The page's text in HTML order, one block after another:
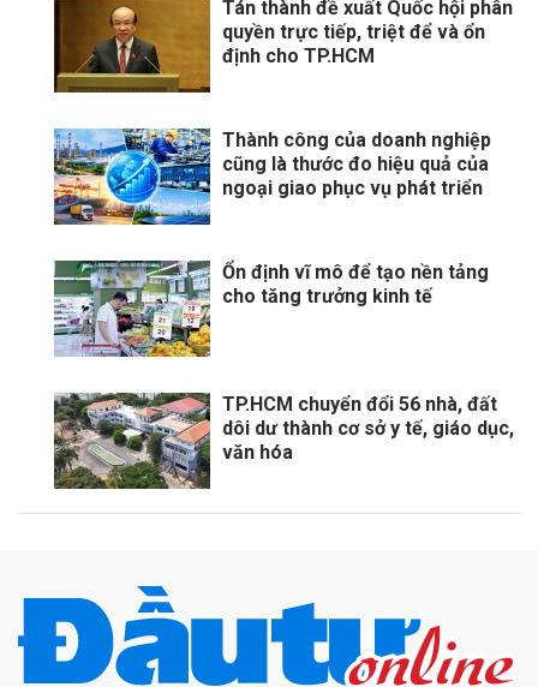
Tán thành đề xuất Quốc hội phân
quyền trực tiếp, triệt để và ổn
định cho TP.HCM
Thành công của doanh nghiệp
cũng là thước đo hiệu quả của
ngoại giao phục vụ phát triển
Ổn định vĩ mô để tạo nền tảng
cho tăng trưởng kinh tế
TP.HCM chuyển đổi 56 nhà, đất
dôi dư thành cơ sở y tế, giáo dục,
văn hóa